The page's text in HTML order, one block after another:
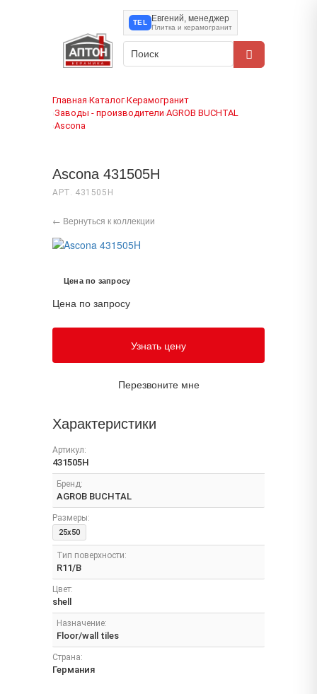
TEL
Евгений, менеджер
Плитка и керамогранит
Главная›Каталог›Керамогранит
›Заводы - производители›AGROB BUCHTAL
›Ascona
Ascona 431505H
АРТ. 431505H
← Вернуться к коллекции
Цена по запросу
Цена по запросу
Узнать цену
Перезвоните мне
Характеристики
Артикул:
431505H
Бренд:
AGROB BUCHTAL
Размеры:
25x50
Тип поверхности:
R11/B
Цвет:
shell
Назначение:
Floor/wall tiles
Страна:
Германия